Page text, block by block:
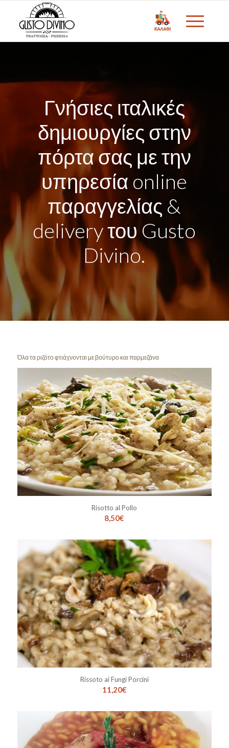
Γνήσιες ιταλικές
δημιουργίες στην
πόρτα σας με την
υπηρεσία online
παραγγελίας &
delivery του Gusto
Divino.
Όλα τα ριζότο φτιάχνονται με βούτυρο και παρμεζάνα
Risotto al Pollo
8,50€
Rissoto ai Fungi Porcini
11,20€